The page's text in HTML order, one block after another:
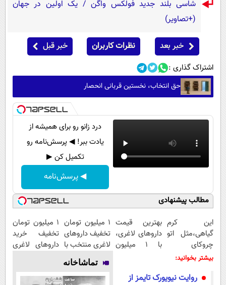
شاسی بلند جدید فولکس واگن / یک اولین در جهان
(+تصاویر)
خبر بعد نظرات کاربران خبر قبل
اشتراک گذاری :
حق انتخاب، نخستین قربانی انحصار
درد زانو رو برای همیشه از
یادت ببر! ◀ پرسش‌نامه رو
تکمیل کن ▶
◀ پرسش‌نامه
مطالب پیشنهادی
این کرم
گیاهی،مثل اتو
چروکای
پوستتوصاف
بهترین قیمت
داروهای لاغری،
با ۱ میلیون
۱ میلیون تومان
تخفیف داروهای
لاغری منتخب با
ارسال از
داروخانه
نزدیکت
1 میلیون تومان
تخفیف خرید
داروهای لاغری
یخ!
بیشتر بخوانید:
روایت نیویورک تایمز از
تماشاخانه